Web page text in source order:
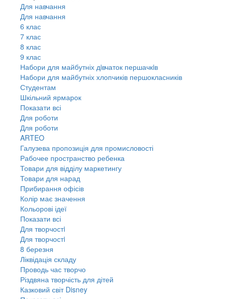
Для навчання
Для навчання
6 клас
7 клас
8 клас
9 клас
Набори для майбутніх дiвчаток першачкiв
Набори для майбутніх хлопчиків першокласників
Студентам
Шкільний ярмарок
Показати всі
Для роботи
Для роботи
ARTEO
Галузева пропозиція для промисловості
Рабочее пространство ребенка
Товари для відділу маркетингу
Товари для нарад
Прибирання офісів
Колір має значення
Кольорові ідеї
Показати всі
Для творчостi
Для творчостi
8 березня
Ліквідація складу
Проводь час творчо
Різдвяна творчість для дітей
Казковий світ Disney